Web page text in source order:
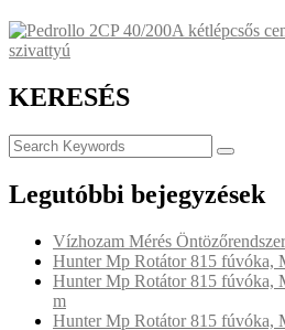
KERESÉS
Legutóbbi bejegyzések
Vízhozam Mérés
Hunter Mp Rotátor 815 fúvóka,
Hunter Mp Rotátor 815 fúvóka,
m
Hunter Mp Rotátor 815 fúvóka,